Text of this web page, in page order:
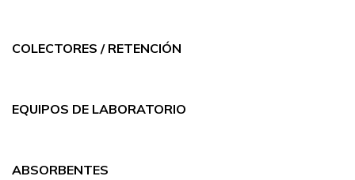
COLECTORES / RETENCIÓN
EQUIPOS DE LABORATORIO
ABSORBENTES